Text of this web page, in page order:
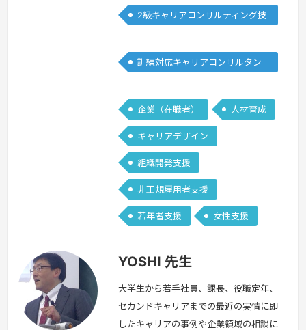
能士の試験に1発合格を果たしました。
仕事・育児・試験対策と、限られた時間
たる学科知識の習得、緊張しやすい面
2級キャリアコンサルティング技
訓練対応キャリアコンサルタン
企業（在職者） 人材育成
キャリアデザイン
組織開発支援
非正規雇用者支援
若年者支援 女性支援
YOSHI 先生
大学生から若手社員、課長、役職定年、
セカンドキャリアまでの最近の実情に即
したキャリアの事例や企業領域の相談に